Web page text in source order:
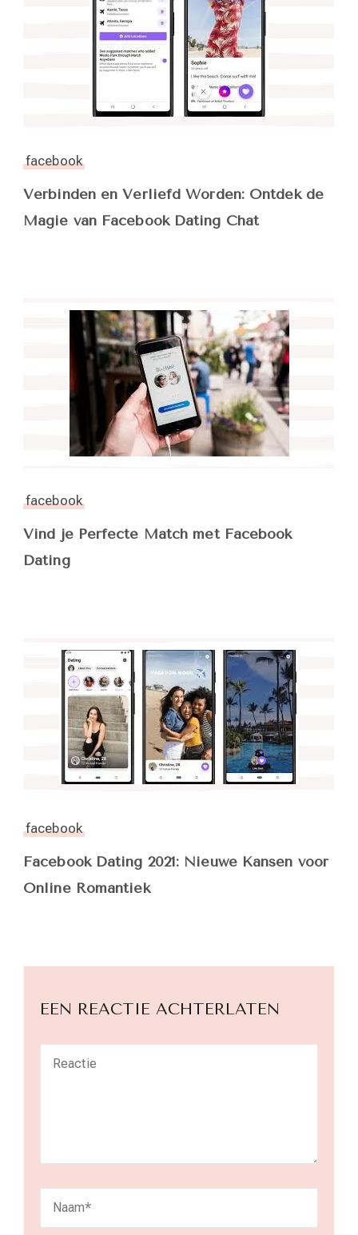
facebook
Verbinden en Verliefd Worden: Ontdek de
Magie van Facebook Dating Chat
facebook
Vind je Perfecte Match met Facebook
Dating
facebook
Facebook Dating 2021: Nieuwe Kansen voor
Online Romantiek
EEN REACTIE ACHTERLATEN